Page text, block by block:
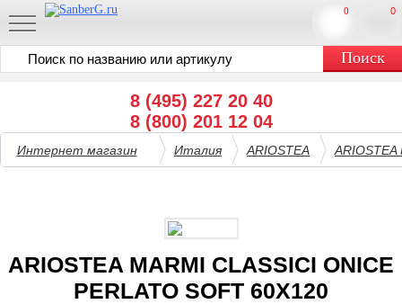
8 (495) 227 20 40
8 (800) 201 12 04
0
0
Интернет магазин Италия ARIOSTEA ARIOSTEA
ARIOSTEA MARMI CLASSICI ONICE
PERLATO SOFT 60X120